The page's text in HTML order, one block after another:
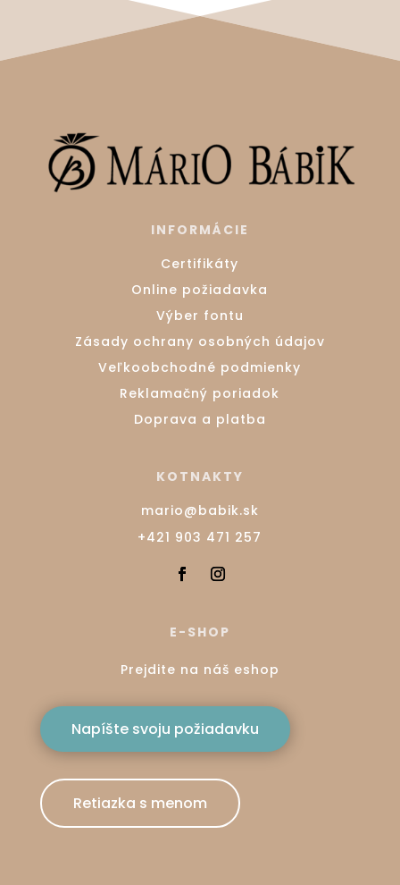
INFORMÁCIE
Certifikáty
Online požiadavka
Výber fontu
Zásady ochrany osobných údajov
Veľkoobchodné podmienky
Reklamačný poriadok
Doprava a platba
KOTNAKTY
mario@babik.sk
+421 903 471 257
E-SHOP
Prejdite na náš eshop
Napíšte svoju požiadavku
Retiazka s menom